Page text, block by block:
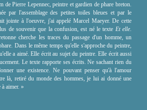
de Pierre Lepennec, peintre et gardien de phare breton.
par l'assemblage des petites toiles bleues et par le
jointe à l'oeuvre, j'ai appelé Marcel Maeyer. De cette
de souvenir que la confusion, est né le texte Et elle
cherche les traces du passage d'un homme, un
Dans le même temps qu'elle s'approche du peintre,
a aimé. Elle écrit au sujet du peintre. Elle écrit aussi
Le texte rapporte ses écrits. Ne sachant rien du
une existence. Ne pouvant penser qu'à l'amour
là, retiré du monde des hommes, je lui ai donné une
à aimer. »